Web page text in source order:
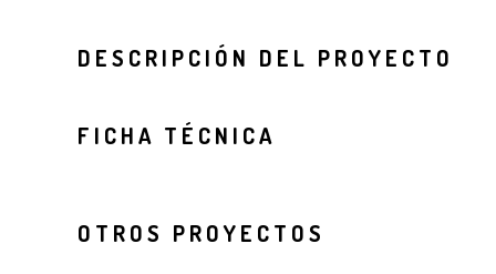
DESCRIPCIÓN DEL PROYECTO
FICHA TÉCNICA
OTROS PROYECTOS